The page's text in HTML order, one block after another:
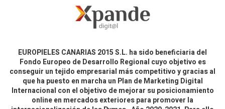
EUROPIELES CANARIAS 2015 S.L. ha sido beneficiaria del
Fondo Europeo de Desarrollo Regional cuyo objetivo es
conseguir un tejido empresarial más competitivo y gracias al
que ha puesto en marcha un Plan de Marketing Digital
Internacional con el objetivo de mejorar su posicionamiento
online en mercados exteriores para promover la